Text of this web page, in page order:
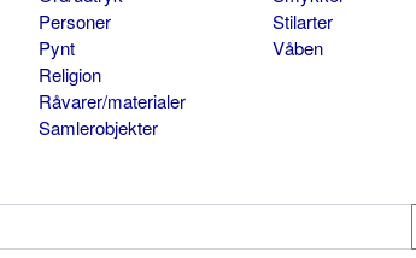
Personer
Pynt
Religion
Råvarer/materialer
Samlerobjekter
Stilarter
Våben